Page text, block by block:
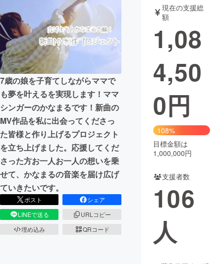
アート・写真 音楽
テクノロジー・ガジェット ゲーム・サ
映像・映画
ビジネス・起業
まちづくり・地域活性化
CAMPFIRE for Social Good
CAMPFIRE Creation
CAMPFIREふるさと納税machi-ya コミュニティ
7歳の娘を子育てしながらママで
も夢を叶えるを実現します！ママ
シンガーのかなまるです！新曲の
MV作品を私に出会ってくださっ
た皆様と作り上げるプロジェクト
を立ち上げました。応援してくだ
さった方お一人お一人の想いを乗
せて、かなまるの音楽を届け広げ
ていきたいです。
ポスト
シェア
LINEで送る
URLコピー
埋め込み
QRコード
現在の支援総
額
1,08
4,50
0円
108%
目標金額は
1,000,000円
支援者数
106
人